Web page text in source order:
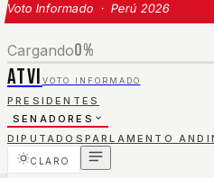
Voto Informado · Perú 2026
Cargando0%
ATVI VOTO INFORMADO
PRESIDENTES
SENADORES
DIPUTADOS PARLAMENTO
CLARO